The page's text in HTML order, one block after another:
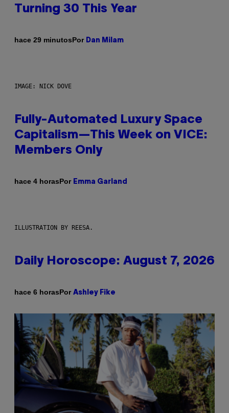
Turning 30 This Year
hace 29 minutosPor Dan Milam
IMAGE: NICK DOVE
Fully-Automated Luxury Space
Capitalism—This Week on VICE:
Members Only
hace 4 horasPor Emma Garland
ILLUSTRATION BY REESA.
Daily Horoscope: August 7, 2026
hace 6 horasPor Ashley Fike